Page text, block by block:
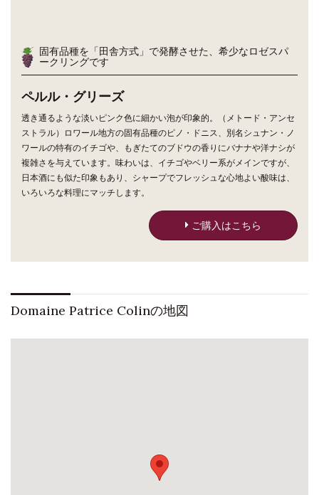
固有品種を「田舎方式」で発酵させた、希少なロゼスパ
ークリングです
ペルル・グリーズ
透き通るような淡いピンク色に細かい泡が印象的。（メトード・アンセ
ストラル）ロワール地方の固有品種のピノ・ドニス、別名シュナン・ノ
ワールの特有のイチゴや、もぎたてのブドウの香りにバナナや洋ナシが
複雑さを与えています。味わいは、イチゴやベリー系がメインですが、
日本酒にも似た印象もあり、シャープでフレッシュな心地よい酸味は、
いろいろな料理にマッチします。
ご購入はこちら
Domaine Patrice Colinの地図